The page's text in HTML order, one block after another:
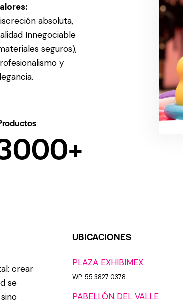
absoluta,
Innegociable
seguros),
y
000+
crear
se
UBICACIONES
PLAZA EXHIBIMEX
WP: 55 3827 0378
PABELLÓN DEL VALLE